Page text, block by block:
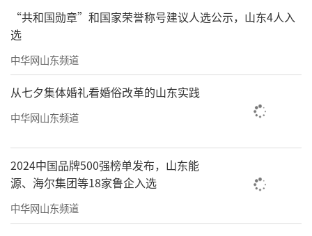
“共和国勋章”和国家荣誉称号建议人选公示，山东4人入
选
中华网山东频道
从七夕集体婚礼看婚俗改革的山东实践
中华网山东频道
2024中国品牌500强榜单发布，山东能
源、海尔集团等18家鲁企入选
中华网山东频道